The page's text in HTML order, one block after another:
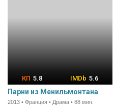
5.8 5.6
Парни из Менильмонтана
2013 • Франция • Драма • 88 мин.